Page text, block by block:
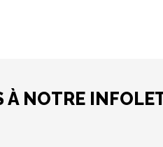
À NOTRE